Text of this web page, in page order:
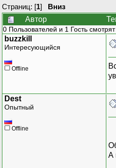
Страниц: [1] Вниз
Автор
0 Пользователей и 1 Гость смотрят
buzzkill
Интересующийся
Offline
Dest
Опытный
Offline
А